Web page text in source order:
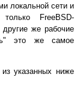
локальной сети и
FreeBSD-
же рабочие
это же самое
указанных ниже